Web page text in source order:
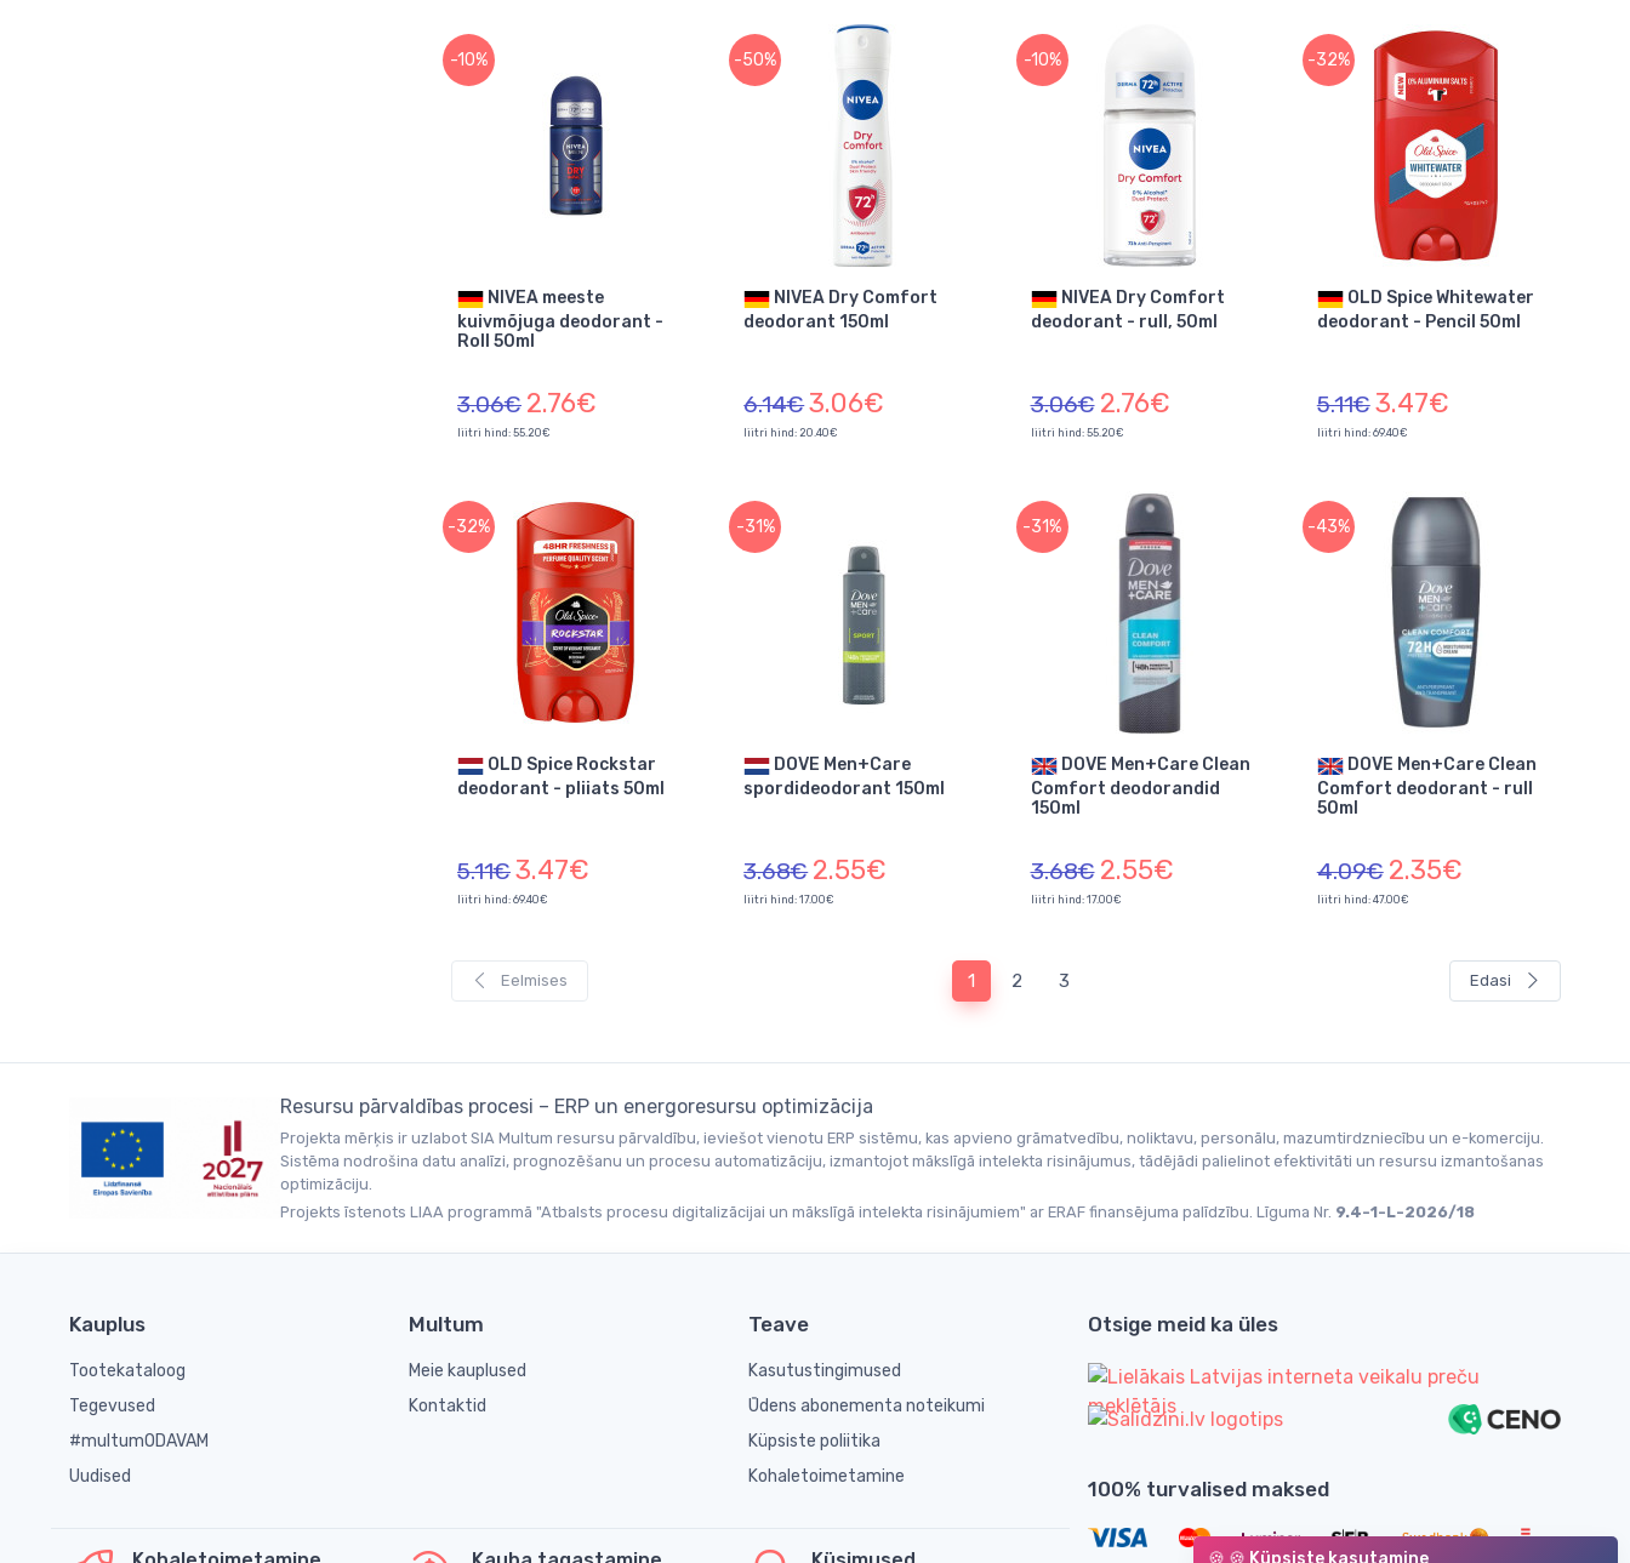
-10%
kuivmõjuga deodorant -
Roll 50ml
3.06€ 2.76€
liitri hind: 55.20€
-50%
deodorant 150ml
6.14€3.06€
liitri hind: 20.40€
-10%
NIVEA Dry Comfort
deodorant - rull, 50ml
3.06€ 2.76€
liitri hind: 55.20€
-32%
OLD Spice Whitewater
deodorant - Pencil 50ml
5.11€3.47€
liitri hind: 69.40€
-32%
deodorant - pliiats 50ml
5.11€3.47€
liitri hind: 69.40€
-31%
spordideodorant 150ml
3.68€ 2.55€
liitri hind: 17.00€
-31%
DOVE Men+Care Clean
Comfort deodorandid
150ml
3.68€ 2.55€
liitri hind: 17.00€
-43%
DOVE Men+Care Clean
Comfort deodorant - rull
50ml
4.09€ 2.35€
liitri hind: 47.00€
Eelmises 1 2 3 Edasi
Resursu pārvaldības procesi – ERP un energoresursu optimizācija
Projekta mērķis ir uzlabot SIA Multum resursu pārvaldību, ieviešot vienotu ERP sistēmu, kas apvieno grāmatvedību, noliktavu, personālu, mazumtirdzniecību un e-komerciju.
Sistēma nodrošina datu analīzi, prognozēšanu un procesu automatizāciju, izmantojot mākslīgā intelekta risinājumus, tādējādi palielinot efektivitāti un resursu izmantošanas
optimizāciju.
Projekts īstenots LIAA programmā "Atbalsts procesu digitalizācijai un mākslīgā intelekta risinājumiem" ar ERAF finansējuma palīdzību. Līguma Nr. 9.4-1-L-2026/18
Kauplus
Tootekataloog
Tegevused
#multumODAVAM
Uudised
Multum
Meie kauplused
Kontaktid
Teave
Kasutustingimused
Ūdens abonementa noteikumi
Küpsiste poliitika
Kohaletoimetamine
Otsige meid ka üles
100% turvalised maksed